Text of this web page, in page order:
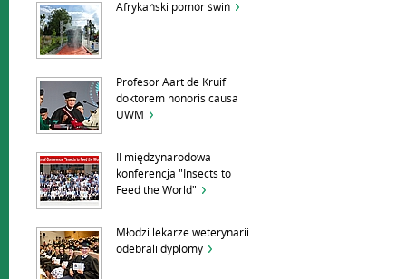
Afrykański pomór świń
Profesor Aart de Kruif
doktorem honoris causa
UWM
II międzynarodowa
konferencja "Insects to
Feed the World"
Młodzi lekarze weterynarii
odebrali dyplomy